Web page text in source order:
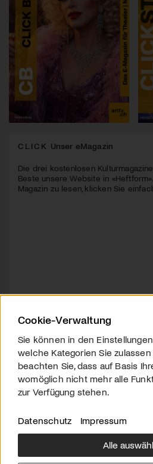
CLICK Unser eMagazin
Die drei kostenlosen
Beste unsere Website in
Magazin zu lesen, klicken Sie
Cookie-Verwaltung
Sie können in den
welche Kategorien Sie
beachten Sie, dass auf Basis
womöglich nicht mehr alle
zur Verfügung stehen.
Datenschutz Impressum
Alle